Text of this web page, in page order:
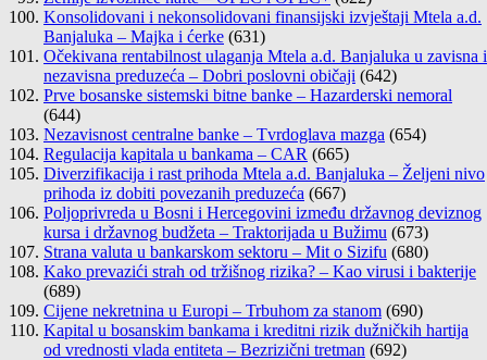
Konsolidovani i nekonsolidovani finansijski izvještaji Mtela a.d.
Banjaluka – Majka i ćerke (631)
Očekivana rentabilnost ulaganja Mtela a.d. Banjaluka u zavisna i
nezavisna preduzeća – Dobri poslovni običaji (642)
Prve bosanske sistemski bitne banke – Hazarderski nemoral
(644)
Nezavisnost centralne banke – Tvrdoglava mazga (654)
Regulacija kapitala u bankama – CAR (665)
Diverzifikacija i rast prihoda Mtela a.d. Banjaluka – Željeni nivo
prihoda iz dobiti povezanih preduzeća (667)
Poljoprivreda u Bosni i Hercegovini između državnog deviznog
kursa i državnog budžeta – Traktorijada u Bužimu (673)
Strana valuta u bankarskom sektoru – Mit o Sizifu (680)
Kako prevazići strah od tržišnog rizika? – Kao virusi i bakterije
(689)
Cijene nekretnina u Europi – Trbuhom za stanom (690)
Kapital u bosanskim bankama i kreditni rizik dužničkih hartija
od vrednosti vlada entiteta – Bezrizični tretman (692)